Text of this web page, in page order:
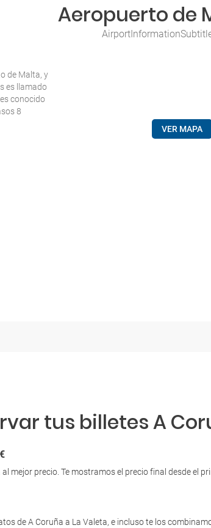
Aeropuerto de
de Malta, y
es llamado
conocido
8
VER MAPA
tus billetes A
mejor precio. Te mostramos el precio final desde el
de A Coruña a La Valeta, e incluso te los